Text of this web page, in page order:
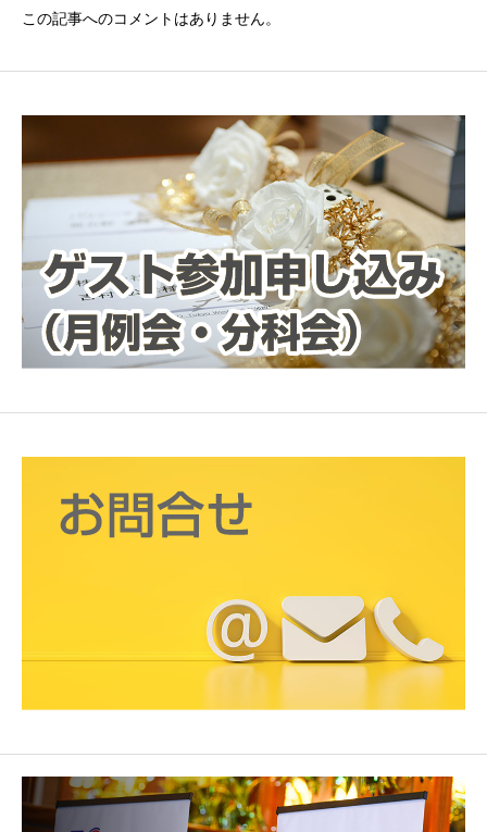
この記事へのコメントはありません。